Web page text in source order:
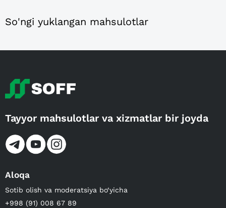
So'ngi yuklangan mahsulotlar
Tayyor mahsulotlar va xizmatlar bir joyda
Aloqa
Sotib olish va moderatsiya bo‘yicha
+998 (91) 008 67 89